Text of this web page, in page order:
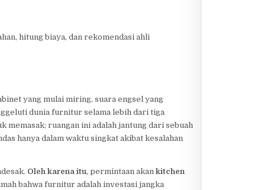
hitung biaya, dan rekomendasi ahli
yang mulai miring, suara engsel yang
dunia furnitur selama lebih dari tiga
memasak; ruangan ini adalah jantung dari sebuah
hanya dalam waktu singkat akibat kesalahan
Oleh karena itu, permintaan akan kitchen
bahwa furnitur adalah investasi jangka